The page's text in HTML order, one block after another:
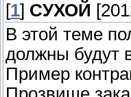
[1] СУХОЙ
В этой теме
должны будут
Пример